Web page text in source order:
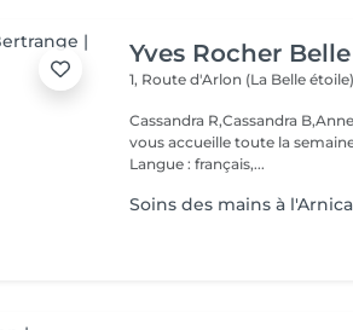
Yves Rocher
1, Route d'Arlon (La Belle étoile)
Cassandra R,Cassandra
vous accueille toute la
Langue : français,...
Soins des mains à l'Arnica